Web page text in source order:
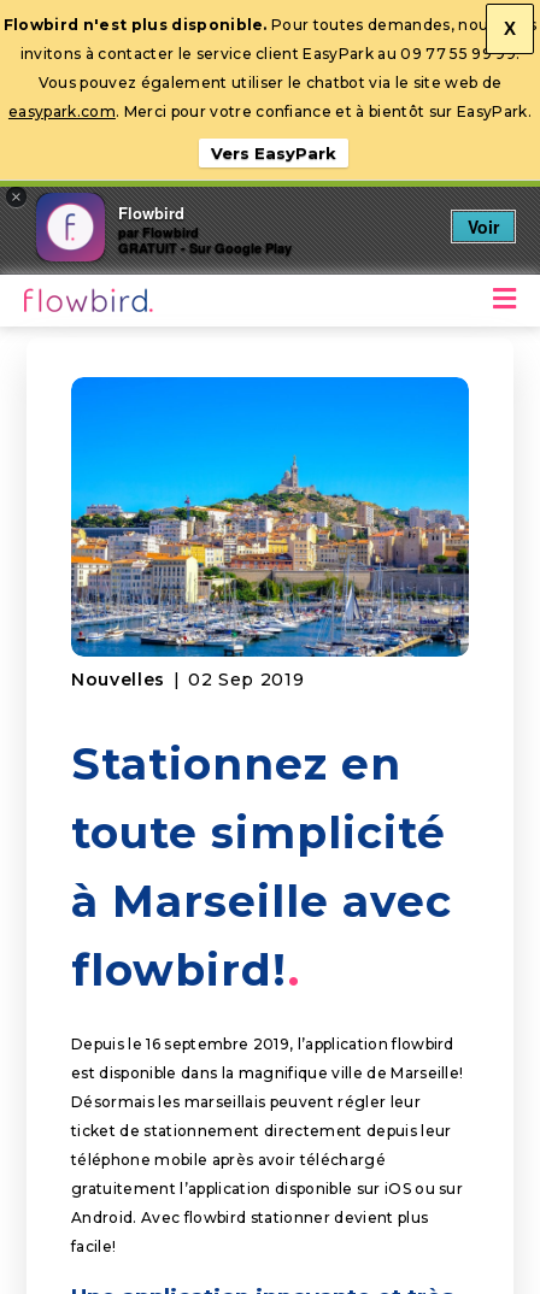
Ouvrir la barre d’outils
X
Flowbird n'est plus disponible. Pour toutes demandes, nous vous
invitons à contacter le service client EasyPark au 09 77 55 99 99.
Vous pouvez également utiliser le chatbot via le site web de
easypark.com. Merci pour votre confiance et à bientôt sur EasyPark.
Vers EasyPark
×
Flowbird
par Flowbird
GRATUIT - Sur Google Play
Voir
Nouvelles | 02 Sep 2019
Stationnez en
toute simplicité
à Marseille avec
flowbird!
Depuis le 16 septembre 2019, l’application flowbird
est disponible dans la magnifique ville de Marseille!
Désormais les marseillais peuvent régler leur
ticket de stationnement directement depuis leur
téléphone mobile après avoir téléchargé
gratuitement l’application disponible sur iOS ou sur
Android. Avec flowbird stationner devient plus
facile!